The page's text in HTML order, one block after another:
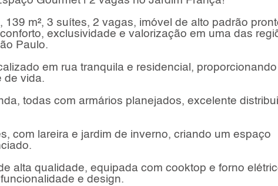
m², 3 suítes, 2 vagas, imóvel de alto padrão
exclusividade e valorização em uma das
Paulo.
em rua tranquila e residencial, proporcionando
de vida.
todas com armários planejados, excelente
com lareira e jardim de inverno, criando um espaço
alta qualidade, equipada com cooktop e forno
e design.